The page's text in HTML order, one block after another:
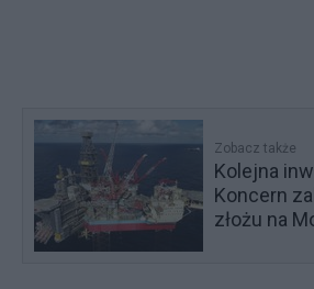
Zobacz także
Kolejna
Koncern
złożu na